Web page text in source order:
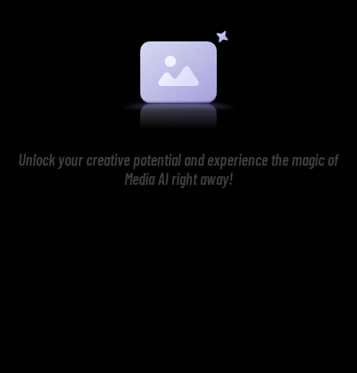
Unlock your creative potential and experience the magic of
Media AI right away!